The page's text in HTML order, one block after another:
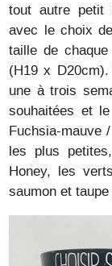
tout autre petit
avec le choix
taille de
(H19 x D20cm).
une à trois
souhaitées et
Fuchsia-mauve
les plus
Honey, les
saumon et